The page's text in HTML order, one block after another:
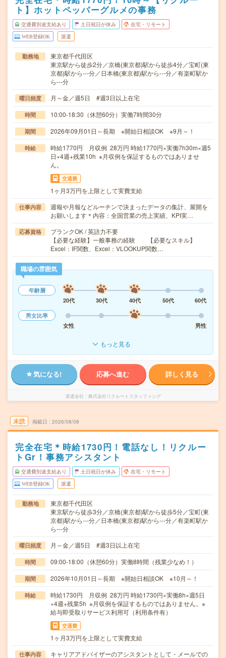
ト】ホットペッパーグルメの事務
交通費別途支給あり 土日祝日が休み 在宅・リモート
WEB登録OK 派遣
勤務地
東京都千代田区
東京駅から徒歩2分／京橋(東京都)駅から徒歩4分／宝町(東
京都)駅から---分／日本橋(東京都)駅から---分／有楽町駅か
ら---分
曜日頻度 月～金／週5日 #週3日以上在宅
時間 10:00-18:30（休憩60分）実働7時間30分
期間 2026年09月01日～長期 ※開始日相談OK ※9月～！
時給
時給1770円 月収例 28万円 時給1770円×実働7h30m×週5
日×4週+残業10h ※月収例を保証するものではありませ
ん。
交通費
1ヶ月3万円を上限として実費支給
仕事内容
週報や月報などルーチンで決まったデータの集計、展開を
お願いします＊内容：全国営業の売上実績、KPI実…
応募資格
ブランクOK / 英語力不要
【必要な経験】一般事務の経験 【必要なスキル】
Excel：IF関数、Excel：VLOOKUP関数…
職場の雰囲気
年齢層
20代
30代 40代 50代
60代
男女比率
女性
男性
もっと見る
気になる! 応募へ進む 詳しく見る
派遣会社 株式会社リクルートスタッフィング
未読 掲載日 2026/08/08
完全在宅＊時給1730円！電話なし！リクルー
トGr！事務アシスタント
交通費別途支給あり 土日祝日が休み 在宅・リモート
WEB登録OK 派遣
勤務地
東京都千代田区
東京駅から徒歩3分／京橋(東京都)駅から徒歩5分／宝町(東
京都)駅から---分／日本橋(東京都)駅から---分／有楽町駅か
ら---分
曜日頻度 月～金／週5日 #週3日以上在宅
時間 09:00-18:00（休憩60分）実働8時間（残業少なめ！）
期間 2026年10月01日～長期 ※開始日相談OK ※10月～！
時給
時給1730円 月収例 28万円 時給1730円×実働8h×週5日
×4週+残業5h ※月収例を保証するものではありません。※
給与即受取りサービス利用可（利用条件有）
交通費
1ヶ月3万円を上限として実費支給
仕事内容 キャリアアドバイザーのアシスタントとして・メールでの